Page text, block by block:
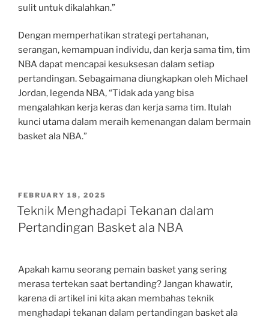
sulit untuk dikalahkan.”
Dengan memperhatikan strategi pertahanan,
serangan, kemampuan individu, dan kerja sama tim, tim
NBA dapat mencapai kesuksesan dalam setiap
pertandingan. Sebagaimana diungkapkan oleh Michael
Jordan, legenda NBA, “Tidak ada yang bisa
mengalahkan kerja keras dan kerja sama tim. Itulah
kunci utama dalam meraih kemenangan dalam bermain
basket ala NBA.”
POSTED
ON
FEBRUARY 18, 2025
Teknik Menghadapi Tekanan dalam
Pertandingan Basket ala NBA
Apakah kamu seorang pemain basket yang sering
merasa tertekan saat bertanding? Jangan khawatir,
karena di artikel ini kita akan membahas teknik
menghadapi tekanan dalam pertandingan basket ala